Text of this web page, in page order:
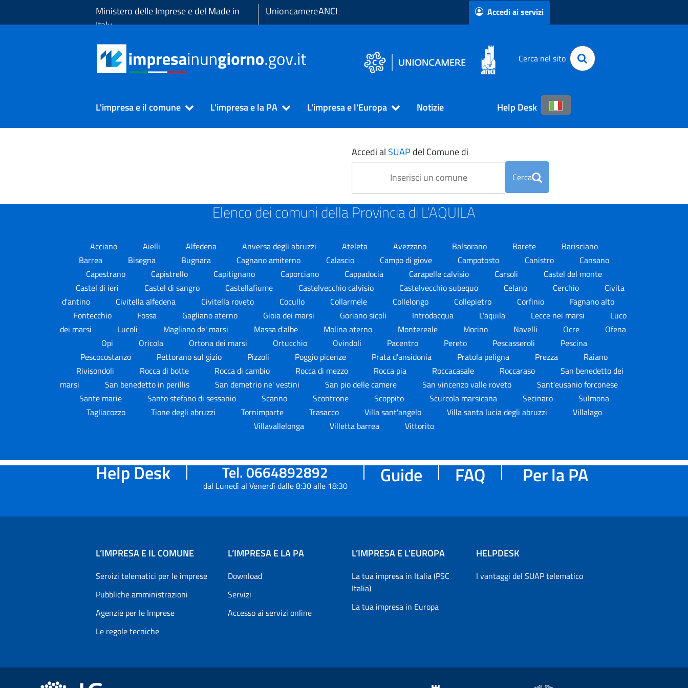
Ministero delle Imprese e del Made in
Italy
UnioncamereANCI Accedi ai servizi
Cerca nel sito
L'impresa e il comune L'impresa e la PA L'impresa e l'Europa Notizie Help Desk
Accedi al SUAP del Comune di
Cerca
Elenco dei comuni della Provincia di L'AQUILA
Acciano Aielli Alfedena Anversa degli abruzzi Ateleta Avezzano Balsorano Barete
Barisciano
Barrea
Bisegna Bugnara Cagnano amiterno Calascio Campo di giove Campotosto Canistro
Cansano
Capestrano
Capistrello Capitignano Caporciano Cappadocia Carapelle calvisio Carsoli
Castel del monte
Castel di ieri
Castel di sangro Castellafiume Castelvecchio calvisio Castelvecchio subequo Celano Cerchio
Civita
d'antino
Civitella alfedena Civitella roveto Cocullo Collarmele Collelongo Collepietro Corfinio
Fagnano alto
Fontecchio
Fossa Gagliano aterno Gioia dei marsi Goriano sicoli Introdacqua L'aquila Lecce nei marsi
Luco
dei marsi
Lucoli Magliano de' marsi Massa d'albe Molina aterno Montereale Morino Navelli Ocre
Ofena
Opi
Oricola Ortona dei marsi Ortucchio Ovindoli Pacentro Pereto Pescasseroli
Pescina
Pescocostanzo
Pettorano sul gizio Pizzoli Poggio picenze Prata d'ansidonia Pratola peligna Prezza
Raiano
Rivisondoli
Rocca di botte Rocca di cambio Rocca di mezzo Rocca pia Roccacasale Roccaraso
San benedetto dei
marsi
San benedetto in perillis San demetrio ne' vestini San pio delle camere San vincenzo valle roveto
Sant'eusanio forconese
Sante marie
Santo stefano di sessanio Scanno Scontrone Scoppito Scurcola marsicana Secinaro
Sulmona
Tagliacozzo
Tione degli abruzzi Tornimparte Trasacco Villa sant'angelo Villa santa lucia degli abruzzi
Villalago
Villavallelonga
Villetta barrea Vittorito
Help Desk Tel. 0664892892
dal Lunedì al Venerdì dalle 8:30 alle 18:30 Guide FAQ Per la PA
L’IMPRESA E IL COMUNE
Servizi telematici per le imprese
Pubbliche amministrazioni
Agenzie per le Imprese
Le regole tecniche
L’IMPRESA E LA PA
Download
Servizi
Accesso ai servizi online
L’IMPRESA E L'EUROPA
La tua impresa in Italia (PSC
Italia)
La tua impresa in Europa
HELPDESK
I vantaggi del SUAP telematico